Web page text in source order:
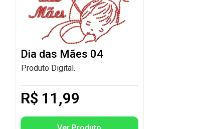
Dia das Mães 04
Produto Digital.
R$ 11,99